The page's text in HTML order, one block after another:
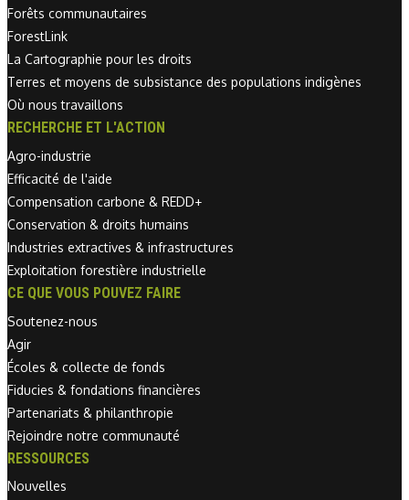
Forêts communautaires
ForestLink
La Cartographie pour les droits
Terres et moyens de subsistance des populations indigènes
Où nous travaillons
RECHERCHE ET L'ACTION
Agro-industrie
Efficacité de l'aide
Compensation carbone & REDD+
Conservation & droits humains
Industries extractives & infrastructures
Exploitation forestière industrielle
CE QUE VOUS POUVEZ FAIRE
Soutenez-nous
Agir
Écoles & collecte de fonds
Fiducies & fondations financières
Partenariats & philanthropie
Rejoindre notre communauté
RESSOURCES
Nouvelles